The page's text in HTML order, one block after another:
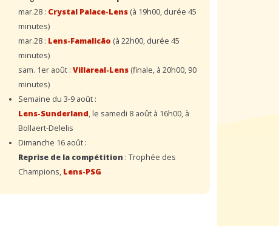
mar.28 : Crystal Palace-Lens (à 19h00, durée 45
minutes)
mar.28 : Lens-Famalicão (à 22h00, durée 45
minutes)
sam. 1er août : Villareal-Lens (finale, à 20h00, 90
minutes)
Semaine du 3-9 août :
Lens-Sunderland, le samedi 8 août à 16h00, à
Bollaert-Delelis
Dimanche 16 août :
Reprise de la compétition : Trophée des
Champions, Lens-PSG